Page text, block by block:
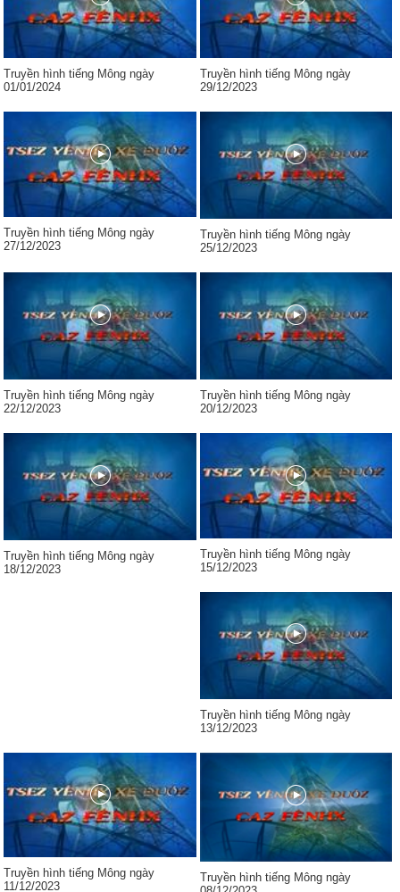
Truyền hình tiếng Mông ngày
01/01/2024
Truyền hình tiếng Mông ngày
29/12/2023
Truyền hình tiếng Mông ngày
27/12/2023
Truyền hình tiếng Mông ngày
25/12/2023
Truyền hình tiếng Mông ngày
22/12/2023
Truyền hình tiếng Mông ngày
20/12/2023
Truyền hình tiếng Mông ngày
18/12/2023
Truyền hình tiếng Mông ngày
15/12/2023
Truyền hình tiếng Mông ngày
13/12/2023
Truyền hình tiếng Mông ngày
11/12/2023
Truyền hình tiếng Mông ngày